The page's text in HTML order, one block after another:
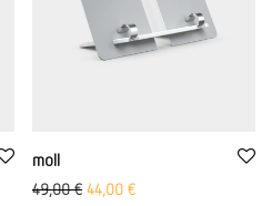
€.
21,00 €.
moll
49,00€ Le prix initial était de : 49,00
44,00 €Le prix actuel est de